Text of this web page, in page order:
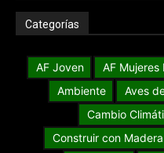
Categorías
AF Joven AF Mujeres
Ambiente
Aves
Cambio
Construir con Madera